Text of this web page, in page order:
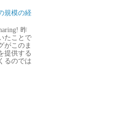
規模の経
昨
たことで
がこのま
提供する
るのでは